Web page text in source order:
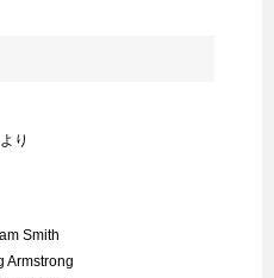
り
Smith
Armstrong